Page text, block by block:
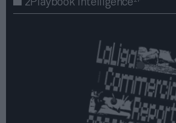
2Playbook Intelligence